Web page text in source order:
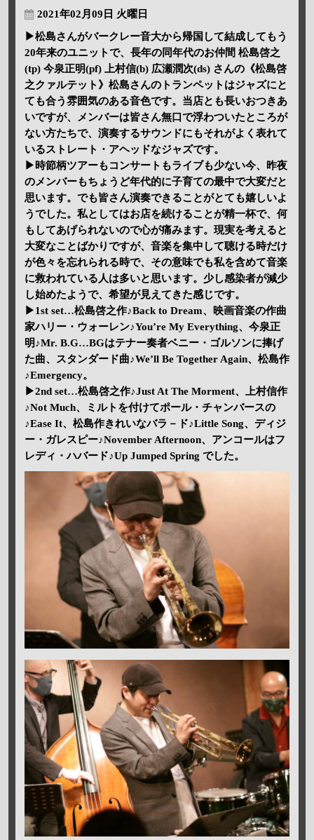
2021年02月09日 火曜日
▶松島さんがバークレー音大から帰国して結成してもう
20年来のユニットで、長年の同年代のお仲間 松島啓之
(tp) 今泉正明(pf) 上村信(b) 広瀬潤次(ds) さんの《松島啓
之クァルテット》松島さんのトランペットはジャズにと
ても合う雰囲気のある音色です。当店とも長いおつきあ
いですが、メンバーは皆さん無口で浮わついたところが
ない方たちで、演奏するサウンドにもそれがよく表れて
いるストレート・アヘッドなジャズです。
▶時節柄ツアーもコンサートもライブも少ない今、昨夜
のメンバーもちょうど年代的に子育ての最中で大変だと
思います。でも皆さん演奏できることがとても嬉しいよ
うでした。私としてはお店を続けることが精一杯で、何
もしてあげられないので心が痛みます。現実を考えると
大変なことばかりですが、音楽を集中して聴ける時だけ
が色々を忘れられる時で、その意味でも私を含めて音楽
に救われている人は多いと思います。少し感染者が減少
し始めたようで、希望が見えてきた感じです。
▶1st set…松島啓之作♪Back to Dream、映画音楽の作曲
家ハリー・ウォーレン♪You’re My Everything、今泉正
明♪Mr. B.G…BGはテナー奏者ベニー・ゴルソンに捧げ
た曲、スタンダード曲♪We’ll Be Together Again、松島作
♪Emergency。
▶2nd set…松島啓之作♪Just At The Morment、上村信作
♪Not Much、ミルトを付けてポール・チャンバースの
♪Ease It、松島作きれいなバラ－ド♪Little Song、ディジ
ー・ガレスピー♪November Afternoon、アンコールはフ
レディ・ハバード♪Up Jumped Spring でした。